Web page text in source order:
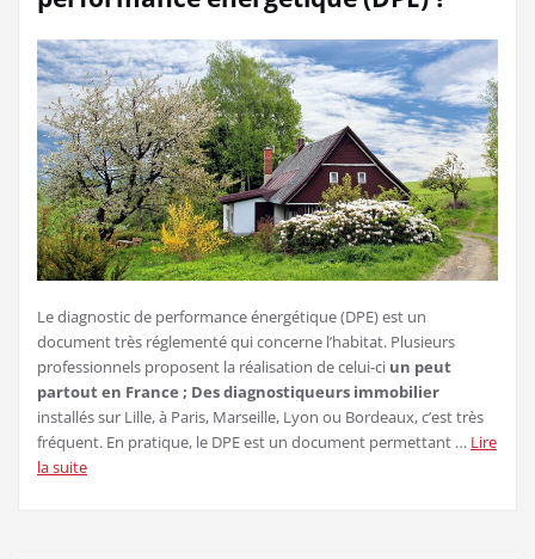
Le diagnostic de performance énergétique (DPE) est un
document très réglementé qui concerne l’habitat. Plusieurs
professionnels proposent la réalisation de celui-ci un peut
partout en France ; Des diagnostiqueurs immobilier
installés sur Lille, à Paris, Marseille, Lyon ou Bordeaux, c’est très
fréquent. En pratique, le DPE est un document permettant … Lire
la suite